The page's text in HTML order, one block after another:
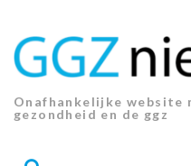
inhoud.
Onafhankelijke website
gezondheid en de ggz